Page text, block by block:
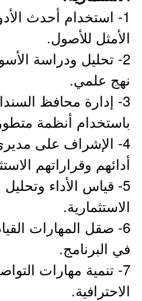
1- استخدام أحدث
الأمثل للأصول.
2- تحليل ودراسة
نهج علمي.
3- إدارة محافظ
باستخدام أنظمة
4- الإشراف على
أدائهم وقراراتهم
5- قياس الأداء
الاستثمارية.
6- صقل المهارات
في البرنامج.
7- تنمية مهارات
الاحترافية.